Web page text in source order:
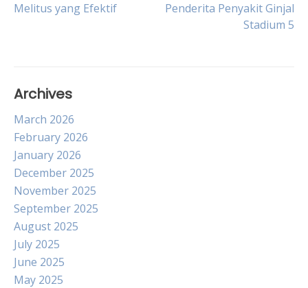
navigation
Melitus yang Efektif
Penderita Penyakit Ginjal
Stadium 5
Archives
March 2026
February 2026
January 2026
December 2025
November 2025
September 2025
August 2025
July 2025
June 2025
May 2025